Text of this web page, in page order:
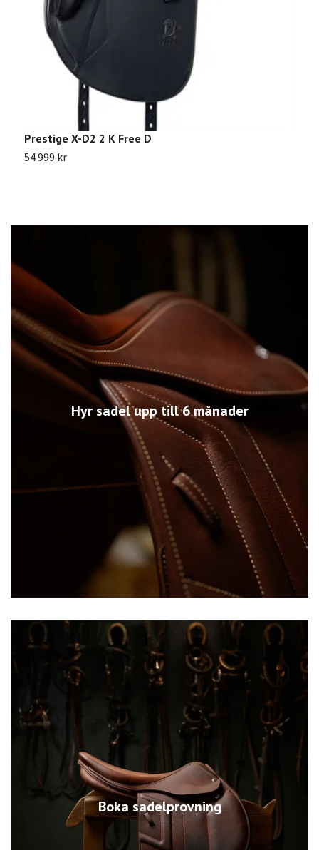
Hyr sadel upp till 6 månader
Boka sadelprovning
Prestige X-D2 2 K Free D
54 999 kr